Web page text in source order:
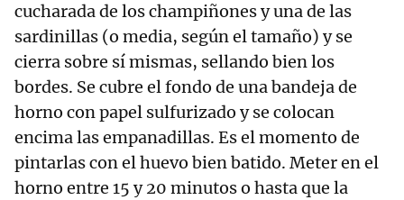
cucharada de los champiñones y una de las
sardinillas (o media, según el tamaño) y se
cierra sobre sí mismas, sellando bien los
bordes. Se cubre el fondo de una bandeja de
horno con papel sulfurizado y se colocan
encima las empanadillas. Es el momento de
pintarlas con el huevo bien batido. Meter en el
horno entre 15 y 20 minutos o hasta que la